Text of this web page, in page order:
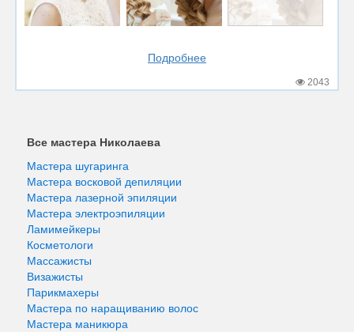
Подробнее
2043
Все мастера Николаева
Мастера шугаринга
Мастера восковой депиляции
Мастера лазерной эпиляции
Мастера электроэпиляции
Ламимейкеры
Косметологи
Массажисты
Визажисты
Парикмахеры
Мастера по наращиванию волос
Мастера маникюра